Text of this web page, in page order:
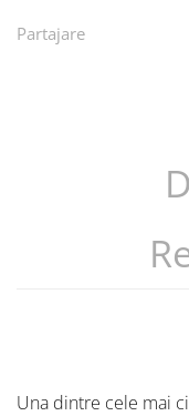
Partajare
Una dintre cele mai